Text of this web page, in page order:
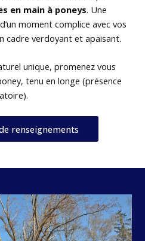
en main à poneys. Une
moment complice avec vos
cadre verdoyant et apaisant.
unique, promenez vous
tenu en longe (présence
renseignements